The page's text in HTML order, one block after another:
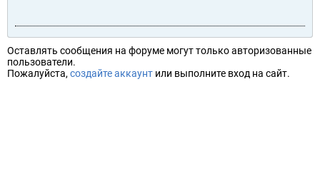
Оставлять сообщения на форуме могут только авторизованные
пользователи.
Пожалуйста, создайте аккаунт или выполните вход на сайт.